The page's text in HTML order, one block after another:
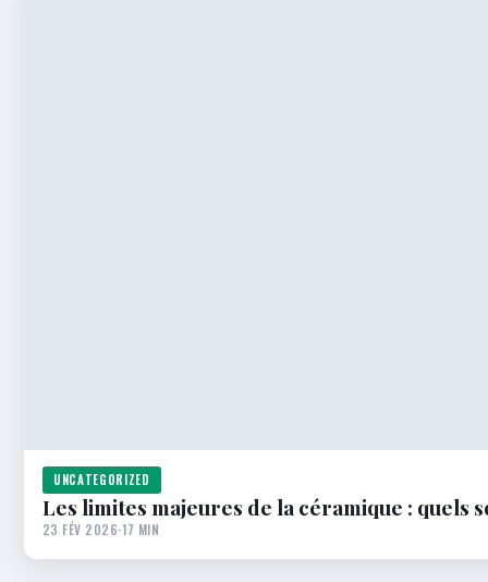
UNCATEGORIZED
Les limites majeures de la céramique : quels
23 FÉV 2026·17 MIN